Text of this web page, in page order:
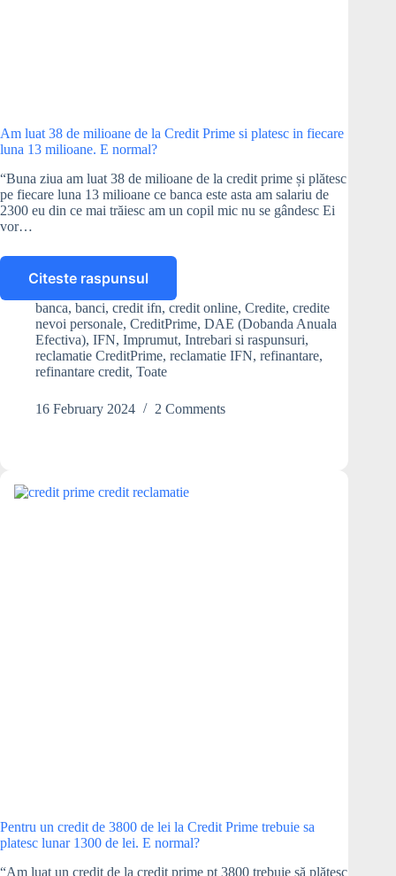
Am luat 38 de milioane de la Credit Prime si platesc in fiecare
luna 13 milioane. E normal?
“Buna ziua am luat 38 de milioane de la credit prime și plătesc
pe fiecare luna 13 milioane ce banca este asta am salariu de
2300 eu din ce mai trăiesc am un copil mic nu se gândesc Ei
vor…
Citeste raspunsul
Am
luat
38
de
milioane
de
Credit
fiecare
banca, banci, credit ifn, credit online, Credite, credite
nevoi personale, CreditPrime, DAE (Dobanda Anuala
Efectiva), IFN, Imprumut, Intrebari si raspunsuri,
reclamatie CreditPrime, reclamatie IFN, refinantare,
refinantare credit, Toate
16 February 2024 2 Comments
Pentru un credit de 3800 de lei la Credit Prime trebuie sa
platesc lunar 1300 de lei. E normal?
“Am luat un credit de la credit prime pt 3800 trebuie să plătesc